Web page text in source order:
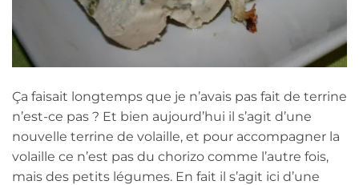
Ça faisait longtemps que je n’avais pas fait de terrine
n’est-ce pas ? Et bien aujourd’hui il s’agit d’une
nouvelle terrine de volaille, et pour accompagner la
volaille ce n’est pas du chorizo comme l’autre fois,
mais des petits légumes. En fait il s’agit ici d’une